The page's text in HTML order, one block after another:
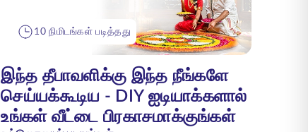
10 நிமிடங்கள் படித்தது
இந்த தீபாவளிக்கு இந்த நீங்களே
செய்யக்கூடிய - DIY ஐடியாக்களால்
உங்கள் வீட்டை பிரகாசமாக்குங்கள்